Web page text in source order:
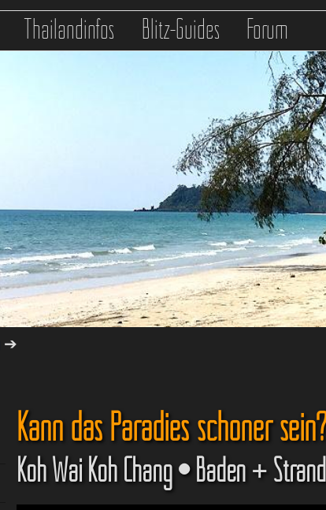
Thailandinfos Blitz-Guides Forum
➔
Kann das Paradies schöner
Koh Wai Koh Chang • Baden + Strand